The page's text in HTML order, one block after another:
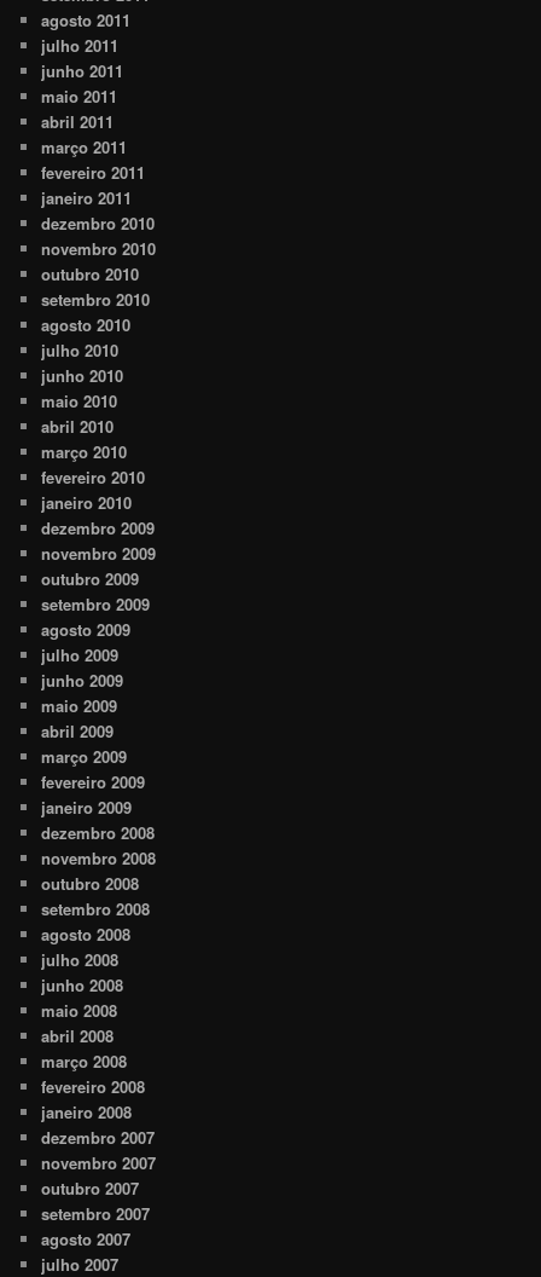
agosto 2011
julho 2011
junho 2011
maio 2011
abril 2011
março 2011
fevereiro 2011
janeiro 2011
dezembro 2010
novembro 2010
outubro 2010
setembro 2010
agosto 2010
julho 2010
junho 2010
maio 2010
abril 2010
março 2010
fevereiro 2010
janeiro 2010
dezembro 2009
novembro 2009
outubro 2009
setembro 2009
agosto 2009
julho 2009
junho 2009
maio 2009
abril 2009
março 2009
fevereiro 2009
janeiro 2009
dezembro 2008
novembro 2008
outubro 2008
setembro 2008
agosto 2008
julho 2008
junho 2008
maio 2008
abril 2008
março 2008
fevereiro 2008
janeiro 2008
dezembro 2007
novembro 2007
outubro 2007
setembro 2007
agosto 2007
julho 2007